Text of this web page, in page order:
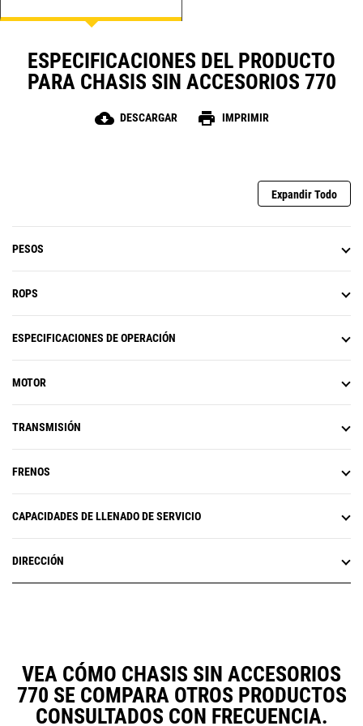
chasis sin accesorios combine con
distribuidor Cat y así proporcionar
la mejor solución para su negocio.
ESPECIFICACIONES DEL PRODUCTO
PARA CHASIS SIN ACCESORIOS 770
cloud_download DESCARGAR print IMPRIMIR
Expandir Todo
PESOS
ROPS
ESPECIFICACIONES DE OPERACIÓN
MOTOR
TRANSMISIÓN
FRENOS
CAPACIDADES DE LLENADO DE SERVICIO
DIRECCIÓN
VEA CÓMO CHASIS SIN ACCESORIOS
770 SE COMPARA OTROS PRODUCTOS
CONSULTADOS CON FRECUENCIA.